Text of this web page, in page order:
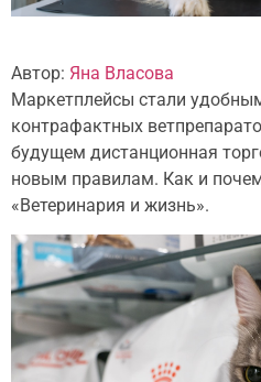
Автор: Яна Власова
Маркетплейсы стали
контрафактных
будущем дистанционная
новым правилам. Как и
«Ветеринария и жизнь».